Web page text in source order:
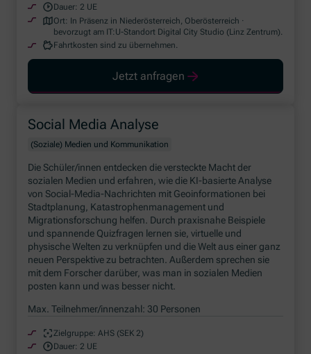
Dauer: 2 UE
Ort: In Präsenz in Niederösterreich, Oberösterreich ·
bevorzugt am IT:U-Standort Digital City Studio (Linz Zentrum).
Fahrtkosten sind zu übernehmen.
Jetzt anfragen
Social Media Analyse
(Soziale) Medien und Kommunikation
Die Schüler/innen entdecken die versteckte Macht der
sozialen Medien und erfahren, wie die KI-basierte Analyse
von Social-Media-Nachrichten mit Geoinformationen bei
Stadtplanung, Katastrophenmanagement und
Migrationsforschung helfen. Durch praxisnahe Beispiele
und spannende Quizfragen lernen sie, virtuelle und
physische Welten zu verknüpfen und die Welt aus einer ganz
neuen Perspektive zu betrachten. Außerdem sprechen sie
mit dem Forscher darüber, was man in sozialen Medien
posten kann und was besser nicht.
Max. Teilnehmer/innenzahl: 30 Personen
Zielgruppe: AHS (SEK 2)
Dauer: 2 UE